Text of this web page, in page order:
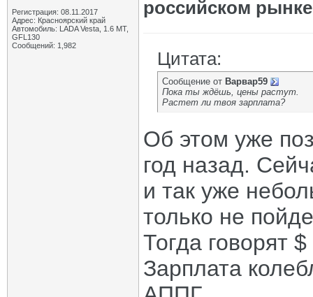
Регистрация: 08.11.2017
Адрес: Красноярский край
Автомобиль: LADA Vesta, 1.6 МТ,
GFL130
Сообщений: 1,982
российском рынке
Цитата:
Сообщение от Варвар59
Пока ты ждёшь, цены растут.
Растет ли твоя зарплата?
Об этом уже
год назад.
и так уже
только не
Тогда говорят
Зарплата